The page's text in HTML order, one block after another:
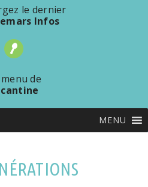
le dernier
Infos
de
MENU